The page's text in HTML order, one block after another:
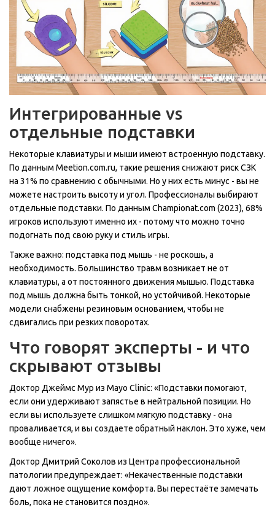
Интегрированные vs
отдельные подставки
Некоторые клавиатуры и мыши имеют встроенную подставку.
По данным Meetion.com.ru, такие решения снижают риск СЗК
на 31% по сравнению с обычными. Но у них есть минус - вы не
можете настроить высоту и угол. Профессионалы выбирают
отдельные подставки. По данным Championat.com (2023), 68%
игроков используют именно их - потому что можно точно
подогнать под свою руку и стиль игры.
Также важно: подставка под мышь - не роскошь, а
необходимость. Большинство травм возникает не от
клавиатуры, а от постоянного движения мышью. Подставка
под мышь должна быть тонкой, но устойчивой. Некоторые
модели снабжены резиновым основанием, чтобы не
сдвигались при резких поворотах.
Что говорят эксперты - и что
скрывают отзывы
Доктор Джеймс Мур из Mayo Clinic: «Подставки помогают,
если они удерживают запястье в нейтральной позиции. Но
если вы используете слишком мягкую подставку - она
проваливается, и вы создаете обратный наклон. Это хуже, чем
вообще ничего».
Доктор Дмитрий Соколов из Центра профессиональной
патологии предупреждает: «Некачественные подставки
дают ложное ощущение комфорта. Вы перестаёте замечать
боль, пока не становится поздно».